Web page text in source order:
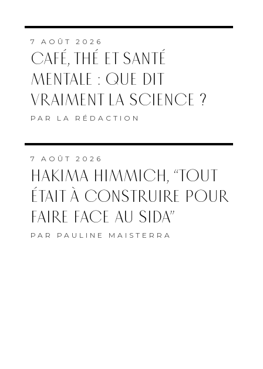
7 AOÛT 2026
CAFÉ, THÉ ET SANTÉ
MENTALE : QUE DIT
VRAIMENT LA SCIENCE ?
PAR LA RÉDACTION
7 AOÛT 2026
HAKIMA HIMMICH, “TOUT
ÉTAIT À CONSTRUIRE POUR
FAIRE FACE AU SIDA”
PAR PAULINE MAISTERRA